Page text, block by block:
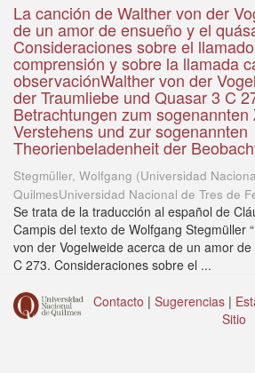
La canción de Walther von der
de un amor de ensueño y el
Consideraciones sobre el
comprensión y sobre la llamada
observaciónWalther von der
der Traumliebe und Quasar 3 C
Betrachtungen zum sogenannten
Verstehens und zur sogenannten
Theorienbeladenheit der
Stegmüller, Wolfgang (Universidad
QuilmesUniversidad Nacional de Tres de
Se trata de la traducción al español de
Campis del texto de Wolfgang Stegmüller
von der Vogelweide acerca de un amor
C 273. Consideraciones sobre el ...
Contacto | Sugerencias |
Sitio